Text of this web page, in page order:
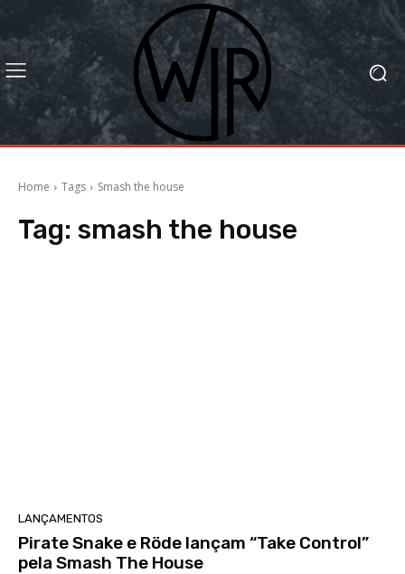
Home Tags Smash the house
Tag: smash the house
LANÇAMENTOS
Pirate Snake e Röde lançam “Take Control”
pela Smash The House